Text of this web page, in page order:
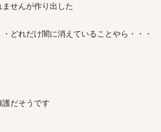
せんが作り出した
どれだけ闇に消えていることやら・・・
だそうです